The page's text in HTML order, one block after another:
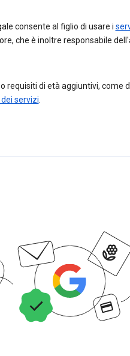
consente al figlio di usare i
che è inoltre responsabile
requisiti di età aggiuntivi, come
servizi